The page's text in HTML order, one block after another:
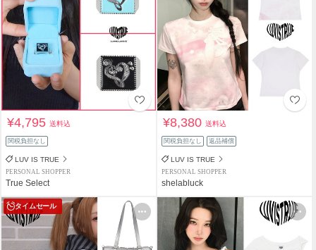
¥4,795送料込
関税負担なし
LUV IS TRUE
PERSONAL SHOPPER
True Select
¥8,380送料込
関税負担なし 返品補償
LUV IS TRUE
PERSONAL SHOPPER
shelabluck
タイムセール